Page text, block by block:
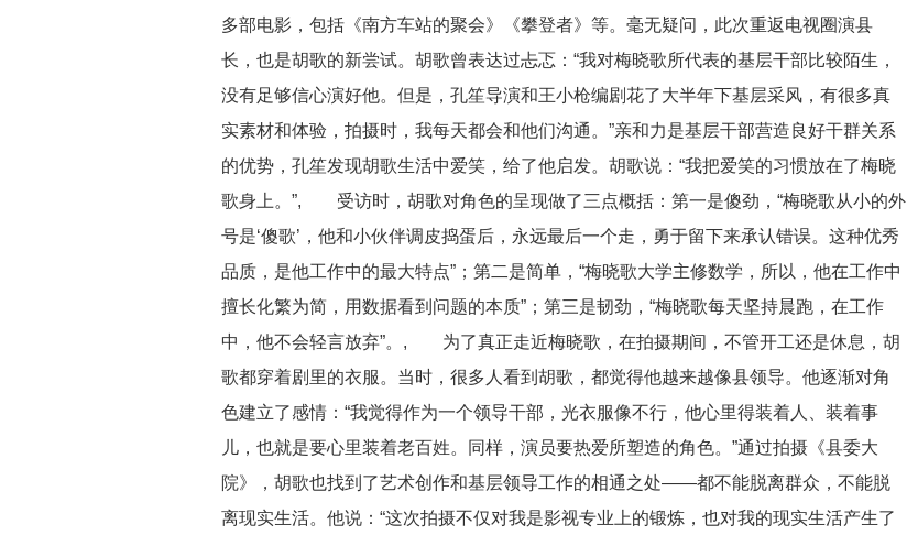
多部电影，包括《南方车站的聚会》《攀登者》等。毫无疑问，此次重返电视圈演县
长，也是胡歌的新尝试。胡歌曾表达过忐忑：“我对梅晓歌所代表的基层干部比较陌生，
没有足够信心演好他。但是，孔笙导演和王小枪编剧花了大半年下基层采风，有很多真
实素材和体验，拍摄时，我每天都会和他们沟通。”亲和力是基层干部营造良好干群关系
的优势，孔笙发现胡歌生活中爱笑，给了他启发。胡歌说：“我把爱笑的习惯放在了梅晓
歌身上。”, 受访时，胡歌对角色的呈现做了三点概括：第一是傻劲，“梅晓歌从小的外
号是‘傻歌’，他和小伙伴调皮捣蛋后，永远最后一个走，勇于留下来承认错误。这种优秀
品质，是他工作中的最大特点”；第二是简单，“梅晓歌大学主修数学，所以，他在工作中
擅长化繁为简，用数据看到问题的本质”；第三是韧劲，“梅晓歌每天坚持晨跑，在工作
中，他不会轻言放弃”。, 为了真正走近梅晓歌，在拍摄期间，不管开工还是休息，胡
歌都穿着剧里的衣服。当时，很多人看到胡歌，都觉得他越来越像县领导。他逐渐对角
色建立了感情：“我觉得作为一个领导干部，光衣服像不行，他心里得装着人、装着事
儿，也就是要心里装着老百姓。同样，演员要热爱所塑造的角色。”通过拍摄《县委大
院》，胡歌也找到了艺术创作和基层领导工作的相通之处——都不能脱离群众，不能脱
离现实生活。他说：“这次拍摄不仅对我是影视专业上的锻炼，也对我的现实生活产生了